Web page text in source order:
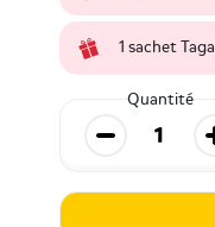
1 sachet
Quantité
Diminuer la